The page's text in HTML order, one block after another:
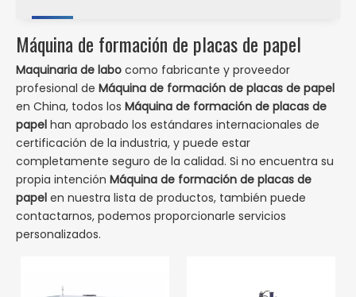
Máquina de formación de placas de papel
Maquinaria de labo como fabricante y proveedor
profesional de Máquina de formación de placas de papel
en China, todos los Máquina de formación de placas de
papel han aprobado los estándares internacionales de
certificación de la industria, y puede estar
completamente seguro de la calidad. Si no encuentra su
propia intención Máquina de formación de placas de
papel en nuestra lista de productos, también puede
contactarnos, podemos proporcionarle servicios
personalizados.